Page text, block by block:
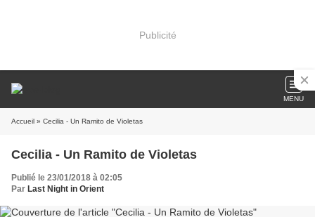
Publicité
MENU
Accueil » Cecilia - Un Ramito de Violetas
Cecilia - Un Ramito de Violetas
Publié le 23/01/2018 à 02:05
Par Last Night in Orient